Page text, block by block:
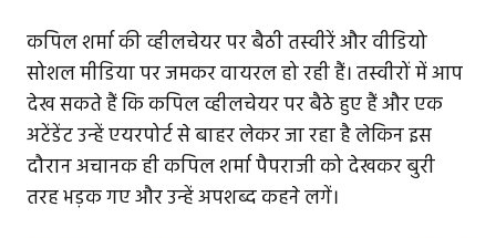
कपिल शर्मा की व्हीलचेयर पर बैठी तस्वीरें और वीडियो
सोशल मीडिया पर जमकर वायरल हो रही हैं। तस्वीरों में आप
देख सकते हैं कि कपिल व्हीलचेयर पर बैठे हुए हैं और एक
अटेंडेंट उन्हें एयरपोर्ट से बाहर लेकर जा रहा है लेकिन इस
दौरान अचानक ही कपिल शर्मा पैपराजी को देखकर बुरी
तरह भड़क गए और उन्हें अपशब्द कहने लगें।